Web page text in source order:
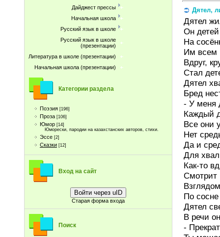
Дайджест прессы
Начальная школа
Русский язык в школе
Русский язык в школе
(презентации)
Литература в школе (презентации)
Начальная школа (презентации)
Категории раздела
Поэзия [196]
Проза [106]
Юмор [14]
Юморески, пародии на казахстанских авторов, стихи.
Эссе [2]
Сказки [12]
Вход на сайт
Войти через uID
Старая форма входа
Поиск
Дятел,
Дятел
Он
На
Им всем
Вдруг,
Стал
Дятел
Бред
- У меня
Каждый
Все они
Нет
Да и
Для
Как-то
Смотрит
По
Дятел
В речи
-